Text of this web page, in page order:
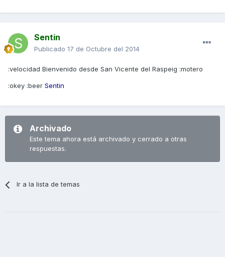
Sentin
Publicado 17 de Octubre del 2014
:velocidad Bienvenido desde San Vicente del Raspeig :motero
:okey :beer Sentin
Archivado
Este tema ahora está archivado y cerrado a otras
respuestas.
Ir a la lista de temas